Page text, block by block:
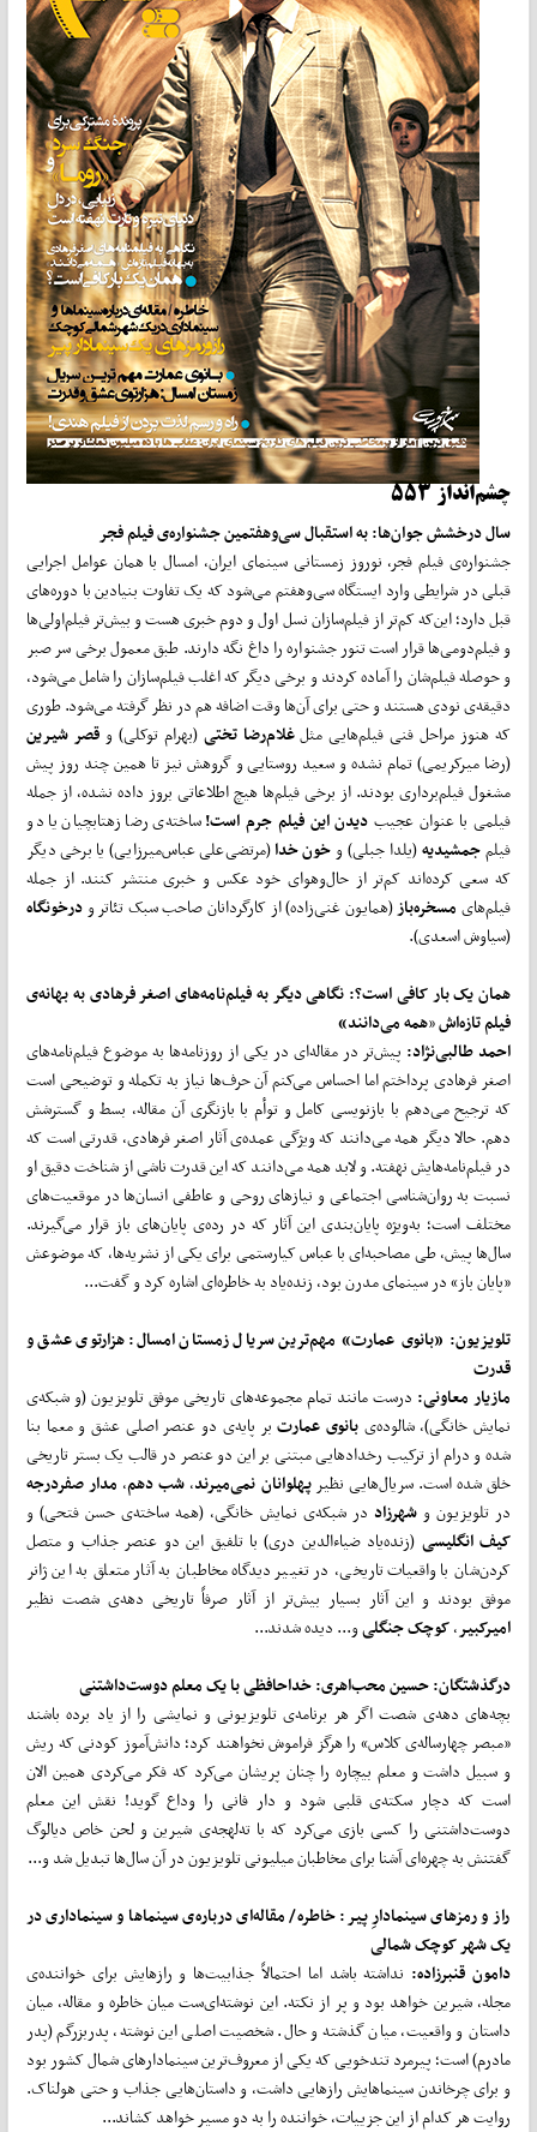
چشم‌انداز ۵۵۳
سال درخشش جوانها: به استقبال سی‌وهفتمین جشنواره‌ی فیلم فجر
جشنواره‌ی فیلم فجر، نوروز زمستانی سینمای ایران، امسال با همان عوامل اجرایی
قبلی در شرایطی وارد ایستگاه سی‌وهفتم می‌شود که یک تفاوت بنیادین با دوره‌های
قبل دارد؛ این‌که کم‌تر از فیلم‌سازان نسل اول و دوم خبری هست و بیش‌تر فیلم‌اولی‌ها
و فیلم‌دومی‌ها قرار است تنور جشنواره را داغ نگه دارند. طبق معمول برخی سر صبر
و حوصله فیلم‌شان را آماده کردند و برخی دیگر که اغلب فیلم‌سازان را شامل می‌شود،
دقیقه‌ی نودی هستند و حتی برای آن‌ها وقت اضافه هم در نظر گرفته می‌شود. طوری
که هنوز مراحل فنی فیلم‌هایی مثلغلامرضا تختی(بهرام توکلی) و قصر شیرین
(رضا میرکریمی) تمام نشده و سعید روستایی و گروهش نیز تا همین چند روز پیش
مشغول فیلم‌برداری بودند. از برخی فیلم‌ها هیچ اطلاعاتی بروز داده نشده، از جمله
فیلمی با عنوان عجیبدیدن این فیلم جرم است!ساخته‌ی رضا زهتابچیان یا دو
فیلمجمشیدیه(یلدا جبلی) وخون خدا(مرتضی‌علی عباس‌میرزایی) یا برخی دیگر
که سعی کرده‌اند کم‌تر از حال‌وهوای خود عکس و خبری منتشر کنند. از جمله
فیلم‌هایمسخرهباز(همایون غنی‌زاده) از کارگردانان صاحب سبک تئاتر و درخونگاه
(سیاوش اسعدی).
همان یک بار کافی است؟: نگاهی دیگر به فیلم‌نامه‌های اصغر فرهادی به بهانه‌ی
فیلم تازه‌اش«همه میدانند»
احمد طالبینژاد: پیش‌تر در مقاله‌ای در یکی از روزنامه‌ها به موضوع فیلم‌نامه‌های
اصغر فرهادی پرداختم اما احساس می‌کنم آن حرف‌ها نیاز به تکمله و توضیحی است
که ترجیح می‌دهم با بازنویسی کامل و توأم با بازنگری آن مقاله، بسط و گسترشش
دهم. حالا دیگر همه‌ می‌دانند که ویژگی عمده‌ی آثار اصغر فرهادی، قدرتی است که
در فیلم‌نامه‌هایش نهفته. و لابد همه‌ می‌دانند که این قدرت ناشی از شناخت دقیق او
نسبت به روان‌شناسی اجتماعی و نیاز‌های روحی و عاطفی انسان‌ها در موقعیت‌های
مختلف است؛ به‌ویژه پایان‌بندی این آثار که در رده‌ی پایان‌های باز قرار‌ می‌گیرند.
سال‌ها پیش‌، طی مصاحبه‌ای با عباس کیارستمی برای یکی از نشریه‌ها‌، که موضوعش
«پایان باز» در سینمای مدرن بود، زنده‌یاد به خاطره‌ای اشاره کرد و گفت...
تلویزیون: «بانوی عمارت» مهم‌ترین سریال زمستان امسال: هزارتوی عشق و
قدرت
مازیار معاونی: درست مانند تمام مجموعه‌های تاریخی موفق تلویزیون (و شبکه‌ی
نمایش خانگی)، شالوده‌ی بانوی عمارتبر پایه‌ی دو عنصر اصلی عشق و معما بنا
شده و درام از ترکیب رخدادهایی مبتنی بر این دو عنصر در قالب یک بستر تاریخی
خلق شده است. سریال‌هایی نظیر پهلوانان نمیمیرند،شب دهم،مدار صفردرجه
در تلویزیون و شهرزاددر شبکه‌ی نمایش خانگی، (همه ساخته‌ی حسن فتحی) و
کیف انگلیسی(زنده‌یاد ضیاءالدین دری) با تلفیق این دو عنصر جذاب و متصل
کردن‌شان با واقعیات تاریخی، در تغییر دیدگاه مخاطبان به آثار متعلق به این ژانر
موفق بودند و این آثار بسیار بیش‌تر از آثار صرفاً تاریخی دهه‌ی شصت نظیر
امیرکبیر،کوچک جنگلیو... دیده شدند...
درگذشتگان: حسین محب‌اهری: خداحافظی با یک معلم دوست‌داشتنی
بچه‌های دهه‌ی شصت اگر هر برنامه‌ی تلویزیونی و نمایشی را از یاد برده باشند
«مبصر چهارساله‌ی کلاس» را هرگز فراموش نخواهند کرد؛ دانش‌آموز کودنی که ریش
و سبیل داشت و معلم بیچاره را چنان پریشان می‌کرد که فکر می‌کردی همین الان
است که دچار سکته‌ی قلبی شود و دار فانی را وداع گوید! نقش این معلم
دوست‌داشتنی را کسی بازی می‌کرد که با ته‌لهجه‌ی شیرین و لحن خاص دیالوگ
گفتنش به چهره‌ای آشنا برای مخاطبان میلیونی تلویزیون در آن سال‌ها تبدیل شد و...
راز و رمزهای سینمادارِ پیر: خاطره/ مقاله‌ای درباره‌ی سینماها و سینماداری در
یک شهر کوچک شمالی
دامون قنبرزاده: نداشته باشد اما احتمالاً جذابیت‌ها و رازهایش برای خواننده‌ی
مجله، شیرین خواهد بود و پر از نکته. این نوشته‌ای‌ست میان خاطره و مقاله، میان
داستان و واقعیت، میان گذشته و حال. شخصیت اصلی این نوشته، پدربزرگم (پدر
مادرم) است؛ پیرمرد تندخویی که یکی از معروف‌ترین سینمادارهای شمال کشور بود
و برای چرخاندن سینماهایش رازهایی داشت، و داستان‌هایی جذاب و حتی هولناک.
روایت هر کدام از این جزییات، خواننده را به دو مسیر خواهد کشاند...